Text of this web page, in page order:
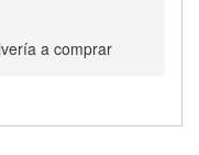
a comprar